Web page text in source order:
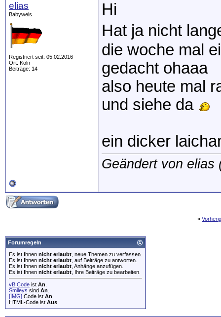
elias
Babywels
Registriert seit: 05.02.2016
Ort: Köln
Beiträge: 14
Hi
Hat ja nicht
die woche mal
gedacht ohaaa
also heute mal
und siehe da
ein dicker
Geändert von
«
Forumregeln
Es ist Ihnen nicht erlaubt , neue Themen zu verfassen.
Es ist Ihnen nicht erlaubt , auf Beiträge zu antworten.
Es ist Ihnen nicht erlaubt , Anhänge anzufügen.
Es ist Ihnen nicht erlaubt , Ihre Beiträge zu bearbeiten.
vB Code ist An
Smileys sind An
[IMG] Code ist An
HTML-Code ist Aus